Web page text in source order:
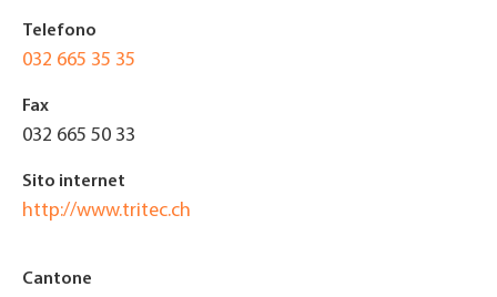
Telefono
032 665 35 35
Fax
032 665 50 33
Sito internet
http://www.tritec.ch
Cantone